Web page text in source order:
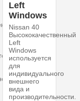
Left
Windows
Nissan 40
Высококачественный
Left
Windows
используется
для
индивидуального
внешнего
вида и
производительности.